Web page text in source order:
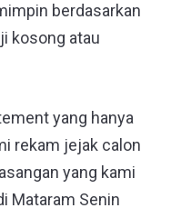
berdasarkan
kosong atau
yang hanya
rekam jejak calon
yang kami
Mataram Senin